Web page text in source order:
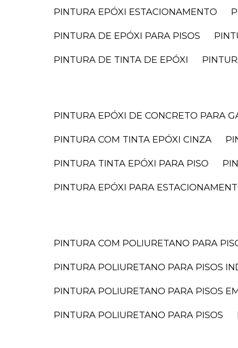
PINTURA EPÓXI ESTACIONAMENTO
PINTURA DE EPÓXI PARA PISOS
PINTURA DE TINTA DE EPÓXI
PINTURA EPÓXI DE CONCRETO PARA
PINTURA COM TINTA EPÓXI CINZA
PINTURA TINTA EPÓXI PARA PISO
PINTURA EPÓXI PARA
PINTURA COM POLIURETANO PARA
PINTURA POLIURETANO PARA PISOS
PINTURA POLIURETANO PARA PISOS
PINTURA POLIURETANO PARA PISOS